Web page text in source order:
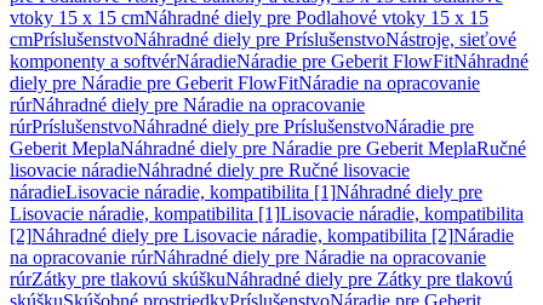
vtoky 15 x 15 cmNáhradné diely pre Podlahové vtoky 15 x 15
cmPríslušenstvoNáhradné diely pre PríslušenstvoNástroje, sieťové
komponenty a softvérNáradieNáradie pre Geberit FlowFitNáhradné
diely pre Náradie pre Geberit FlowFitNáradie na opracovanie
rúrNáhradné diely pre Náradie na opracovanie
rúrPríslušenstvoNáhradné diely pre PríslušenstvoNáradie pre
Geberit MeplaNáhradné diely pre Náradie pre Geberit MeplaRučné
lisovacie náradieNáhradné diely pre Ručné lisovacie
náradieLisovacie náradie, kompatibilita [1]Náhradné diely pre
Lisovacie náradie, kompatibilita [1]Lisovacie náradie, kompatibilita
[2]Náhradné diely pre Lisovacie náradie, kompatibilita [2]Náradie
na opracovanie rúrNáhradné diely pre Náradie na opracovanie
rúrZátky pre tlakovú skúškuNáhradné diely pre Zátky pre tlakovú
skúškuSkúšobné prostriedkyPríslušenstvoNáradie pre Geberit